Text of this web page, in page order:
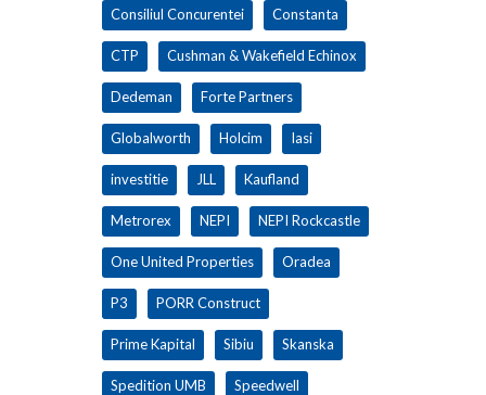
Consiliul Concurentei Constanta
CTP Cushman & Wakefield Echinox
Dedeman Forte Partners
Globalworth Holcim Iasi
investitie JLL Kaufland
Metrorex NEPI NEPI Rockcastle
One United Properties Oradea
P3 PORR Construct
Prime Kapital Sibiu Skanska
Spedition UMB Speedwell